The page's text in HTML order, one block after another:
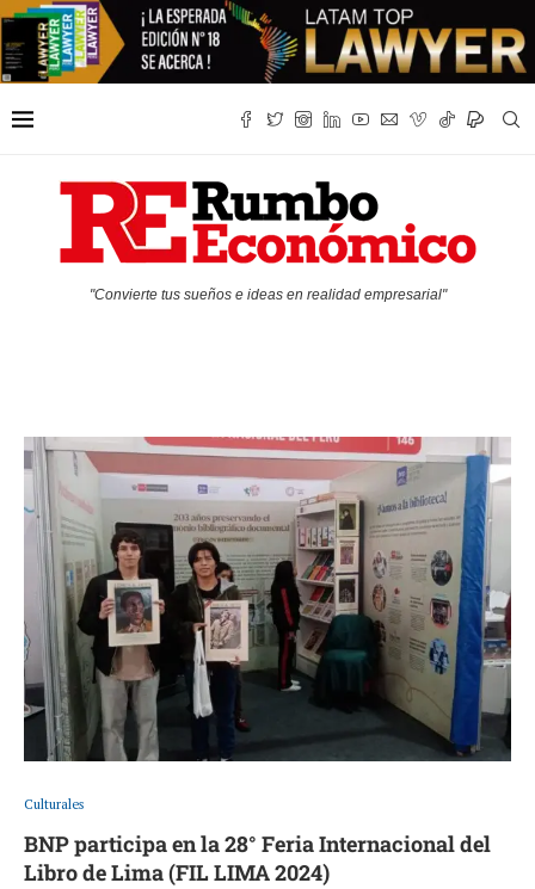
"Convierte tus sueños e ideas en realidad empresarial"
Culturales
BNP participa en la 28° Feria Internacional del
Libro de Lima (FIL LIMA 2024)